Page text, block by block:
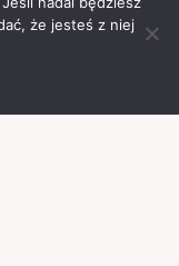
że jesteś z niej